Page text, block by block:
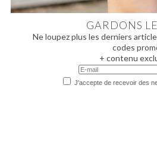
GARDONS
Ne loupez plus les derniers
codes
+ contenu
J'accepte de recevoir des